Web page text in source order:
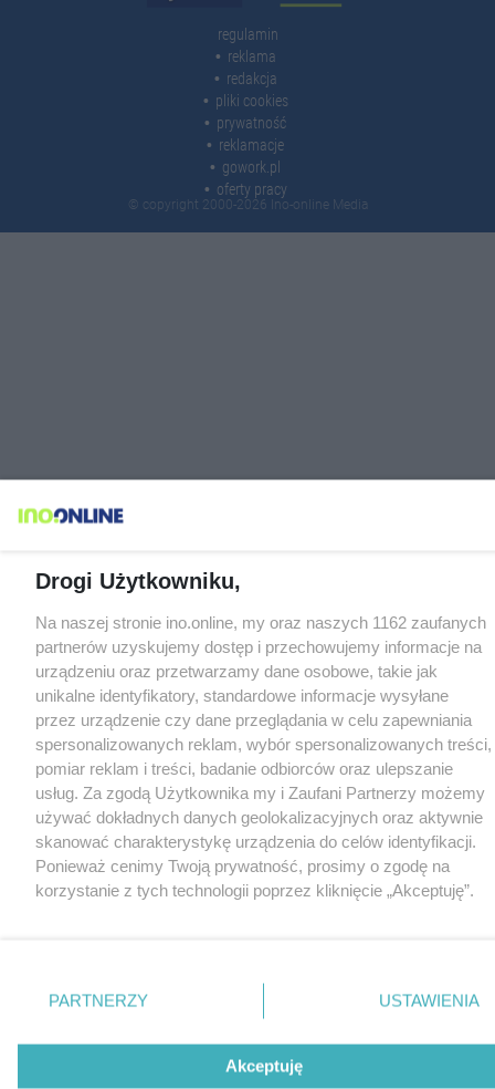
regulamin
reklama
redakcja
pliki cookies
prywatność
reklamacje
gowork.pl
oferty pracy
© copyright 2000-2026 Ino-online Media
Drogi Użytkowniku,
Na naszej stronie ino.online, my oraz naszych 1162 zaufanych
partnerów uzyskujemy dostęp i przechowujemy informacje na
urządzeniu oraz przetwarzamy dane osobowe, takie jak
unikalne identyfikatory, standardowe informacje wysyłane
przez urządzenie czy dane przeglądania w celu zapewniania
spersonalizowanych reklam, wybór spersonalizowanych treści,
pomiar reklam i treści, badanie odbiorców oraz ulepszanie
usług. Za zgodą Użytkownika my i Zaufani Partnerzy możemy
używać dokładnych danych geolokalizacyjnych oraz aktywnie
skanować charakterystykę urządzenia do celów identyfikacji.
Ponieważ cenimy Twoją prywatność, prosimy o zgodę na
korzystanie z tych technologii poprzez kliknięcie „Akceptuję”.
nie wymagają zgody użytkownika, ale masz prawo sprzeciwić
się takiemu przetwarzaniu. Preferencje będą miały
Zapoznaj się z poniższymi informacjami, abyś mógł świadomie
PARTNERZY USTAWIENIA
Akceptuję